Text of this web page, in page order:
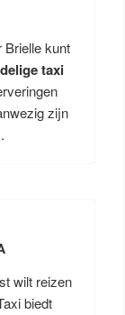
kunt
taxi
zijn
wilt reizen
biedt